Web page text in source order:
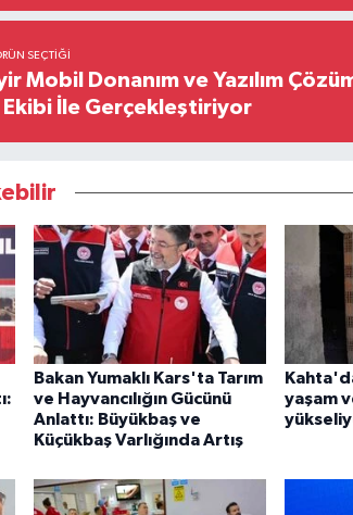
SEÇTIĞI
Mobil Donanım ve Yazılım
Ekibi İle Gerçekleştiriyor
Bakan Yumaklı Kars'ta Tarım
ve Hayvancılığın Gücünü
Anlattı: Büyükbaş ve
Küçükbaş Varlığında Artış
yaşam